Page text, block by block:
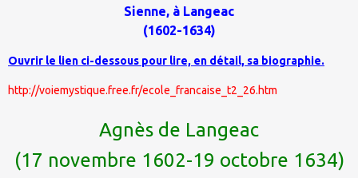
Sienne, à Langeac
(1602-1634)
Ouvrir le lien ci-dessous pour lire, en détail, sa biographie.
http://voiemystique.free.fr/ecole_francaise_t2_26.htm
Agnès de Langeac
(17 novembre 1602-19 octobre 1634)